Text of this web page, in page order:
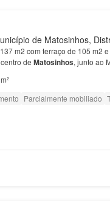
de Matosinhos,
m2 com terraço de 105 m2
de Matosinhos, junto ao
Parcialmente mobiliado